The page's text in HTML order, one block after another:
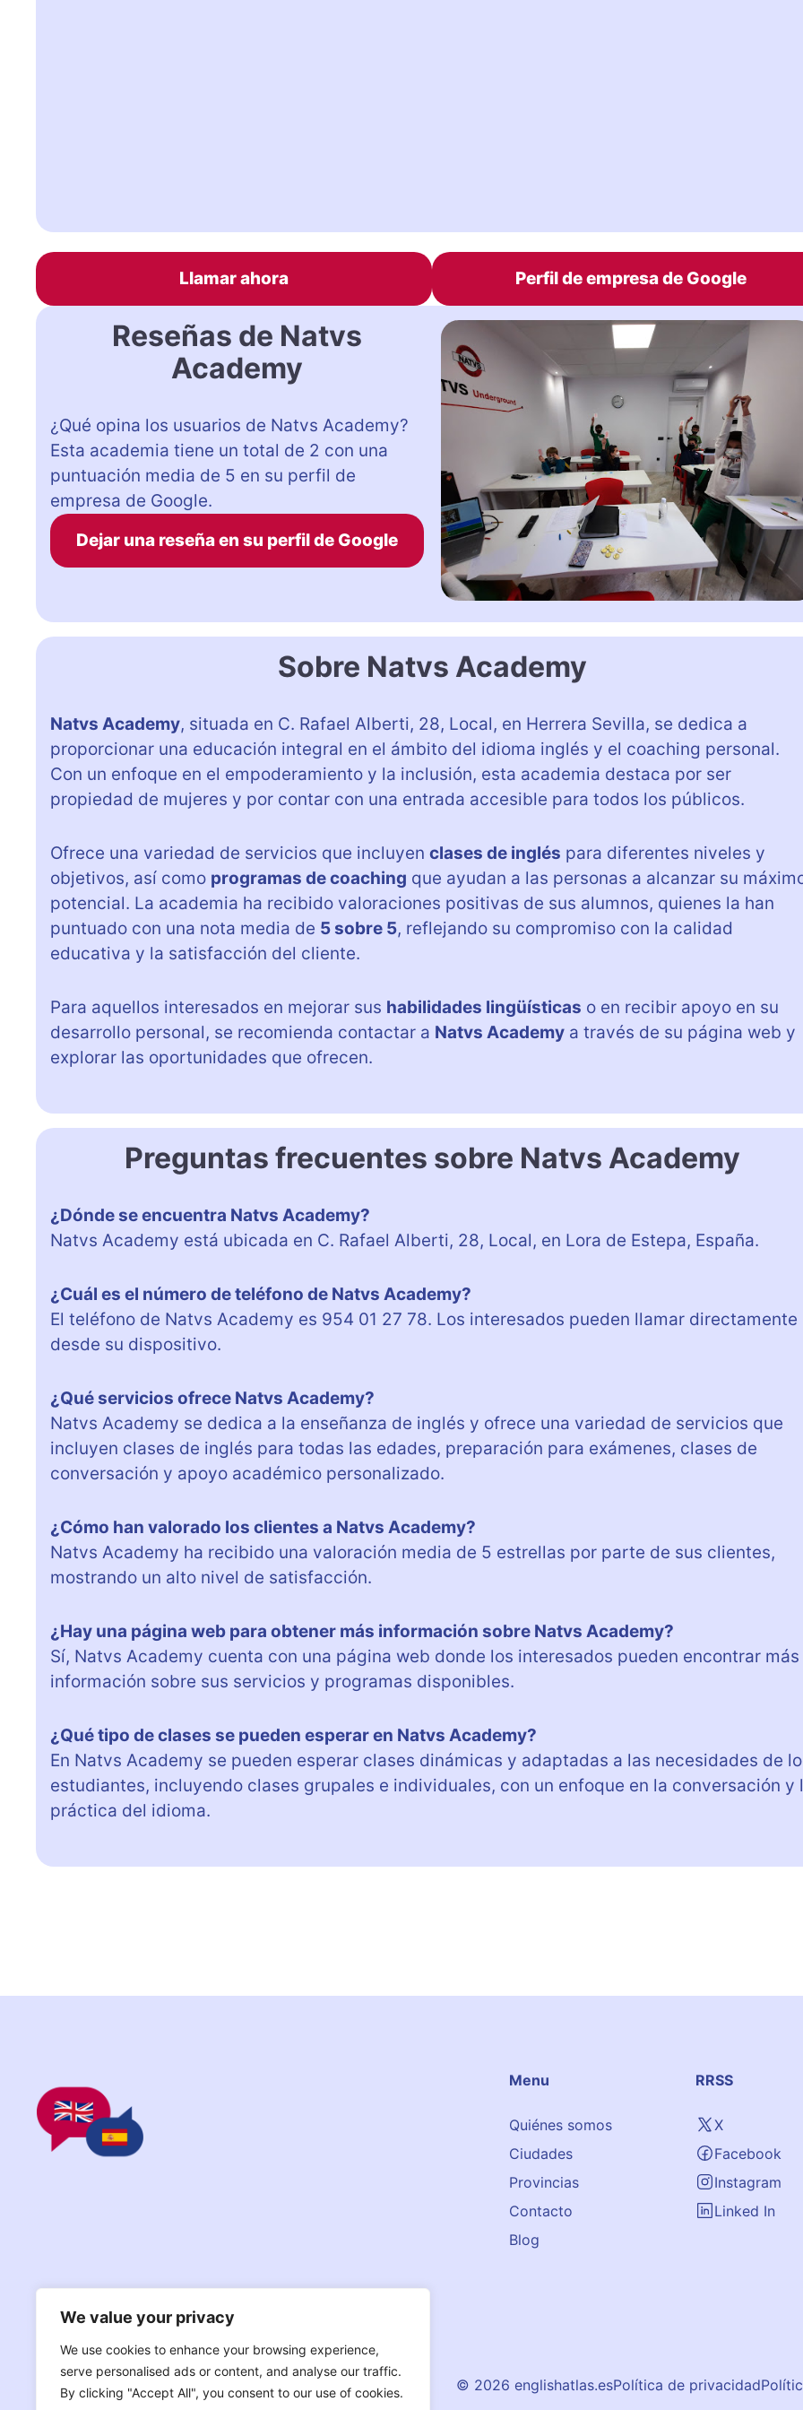
We value your privacy
We use cookies to enhance your browsing experience,
serve personalised ads or content, and analyse our traffic.
By clicking "Accept All", you consent to our use of cookies.
Llamar ahora Perfil de empresa de Google
Reseñas de Natvs
Academy
¿Qué opina los usuarios de Natvs Academy?
Esta academia tiene un total de 2 con una
puntuación media de 5 en su perfil de
empresa de Google.
Dejar una reseña en su perfil de Google
Sobre Natvs Academy
Natvs Academy, situada en C. Rafael Alberti, 28, Local, en Herrera Sevilla, se dedica a
proporcionar una educación integral en el ámbito del idioma inglés y el coaching personal.
Con un enfoque en el empoderamiento y la inclusión, esta academia destaca por ser
propiedad de mujeres y por contar con una entrada accesible para todos los públicos.
Ofrece una variedad de servicios que incluyen clases de inglés para diferentes niveles y
objetivos, así como programas de coaching que ayudan a las personas a alcanzar su
potencial. La academia ha recibido valoraciones positivas de sus alumnos, quienes la han
puntuado con una nota media de 5 sobre 5, reflejando su compromiso con la calidad
educativa y la satisfacción del cliente.
Para aquellos interesados en mejorar sus habilidades lingüísticas o en recibir apoyo en su
desarrollo personal, se recomienda contactar a Natvs Academy a través de su página web y
explorar las oportunidades que ofrecen.
Preguntas frecuentes sobre Natvs Academy
¿Dónde se encuentra Natvs Academy?
Natvs Academy está ubicada en C. Rafael Alberti, 28, Local, en Lora de Estepa, España.
¿Cuál es el número de teléfono de Natvs Academy?
El teléfono de Natvs Academy es 954 01 27 78. Los interesados pueden llamar directamente
desde su dispositivo.
¿Qué servicios ofrece Natvs Academy?
Natvs Academy se dedica a la enseñanza de inglés y ofrece una variedad de servicios que
incluyen clases de inglés para todas las edades, preparación para exámenes, clases de
conversación y apoyo académico personalizado.
¿Cómo han valorado los clientes a Natvs Academy?
Natvs Academy ha recibido una valoración media de 5 estrellas por parte de sus clientes,
mostrando un alto nivel de satisfacción.
¿Hay una página web para obtener más información sobre Natvs Academy?
Sí, Natvs Academy cuenta con una página web donde los interesados pueden encontrar más
información sobre sus servicios y programas disponibles.
¿Qué tipo de clases se pueden esperar en Natvs Academy?
En Natvs Academy se pueden esperar clases dinámicas y adaptadas a las necesidades de
estudiantes, incluyendo clases grupales e individuales, con un enfoque en la conversación y
práctica del idioma.
Menu
Quiénes somos
Ciudades
Provincias
Contacto
Blog
RRSS
X
Facebook
Instagram
Linked In
© 2026 englishatlas.esPolítica de privacidad